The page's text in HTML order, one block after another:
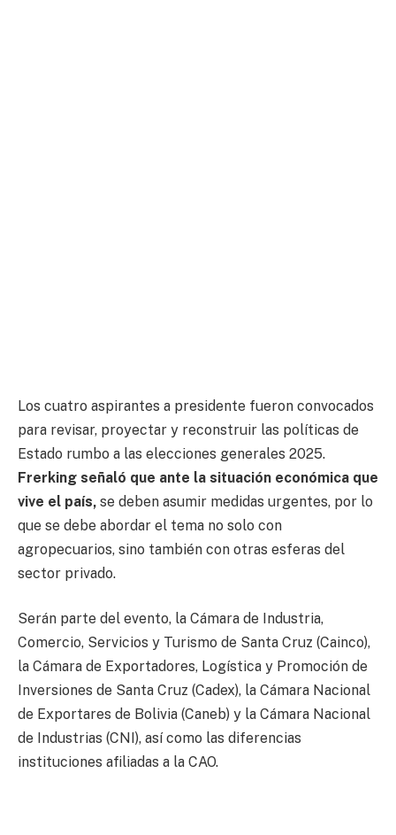
Los cuatro aspirantes a presidente fueron convocados
para revisar, proyectar y reconstruir las políticas de
Estado rumbo a las elecciones generales 2025.
Frerking señaló que ante la situación económica que
vive el país, se deben asumir medidas urgentes, por lo
que se debe abordar el tema no solo con
agropecuarios, sino también con otras esferas del
sector privado.
Serán parte del evento, la Cámara de Industria,
Comercio, Servicios y Turismo de Santa Cruz (Cainco),
la Cámara de Exportadores, Logística y Promoción de
Inversiones de Santa Cruz (Cadex), la Cámara Nacional
de Exportares de Bolivia (Caneb) y la Cámara Nacional
de Industrias (CNI), así como las diferencias
instituciones afiliadas a la CAO.